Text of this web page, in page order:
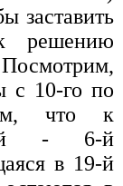
заставить
решению
с 10-го по
что к
й - 6-й
в 19-й